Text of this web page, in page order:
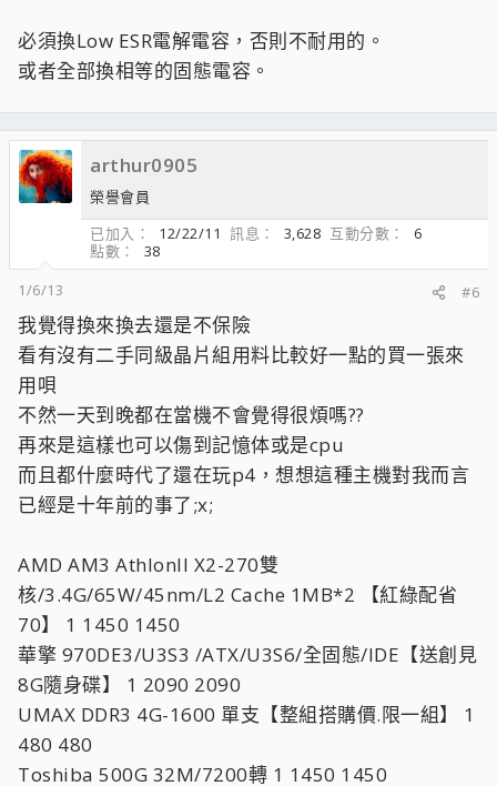
必須換Low ESR電解電容，否則不耐用的。
或者全部換相等的固態電容。
arthur0905
榮譽會員
已加入
12/22/11 訊息 3,628 互動分數
6
點數
38
1/6/13
#6
我覺得換來換去還是不保險
看有沒有二手同級晶片組用料比較好一點的買一張來
用唄
不然一天到晚都在當機不會覺得很煩嗎??
再來是這樣也可以傷到記憶体或是cpu
而且都什麼時代了還在玩p4，想想這種主機對我而言
已經是十年前的事了;x;
AMD AM3 AthlonII X2-270雙
核/3.4G/65W/45nm/L2 Cache 1MB*2 【紅綠配省
70】 1 1450 1450
華擎 970DE3/U3S3 /ATX/U3S6/全固態/IDE【送創見
8G隨身碟】 1 2090 2090
UMAX DDR3 4G-1600 單支【整組搭購價.限一組】 1
480 480
Toshiba 500G 32M/7200轉 1 1450 1450